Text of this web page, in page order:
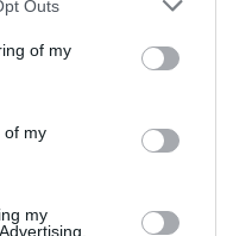
Outs
of my
of my
my
που σφύζει από
ότι τα έργα του
και πολλαπλά
είναι απλά,
χρειάζονται πολλές και
αρκεί η καλή
ικανότητα, η